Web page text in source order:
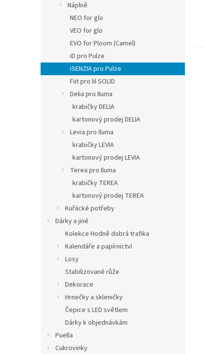
Náplně
NEO for glo
VEO for glo
EVO for Ploom (Camel)
iD pro Pulze
iSENZIA pro Pulze
Fiit pro lil SOLID
Delia pro Iluma
krabičky DELIA
kartonový prodej DELIA
Levia pro Iluma
krabičky LEVIA
kartonový prodej LEVIA
Terea pro Iluma
krabičky TEREA
kartonový prodej TEREA
Kuřácké potřeby
Dárky a jiné
Kolekce Hodně dobrá trafika
Kalendáře a papírnictví
Losy
Stabilizované růže
Dekorace
Hrnečky a skleničky
Čepice s LED světlem
Dárky k objednávkám
Puella
Cukrovinky